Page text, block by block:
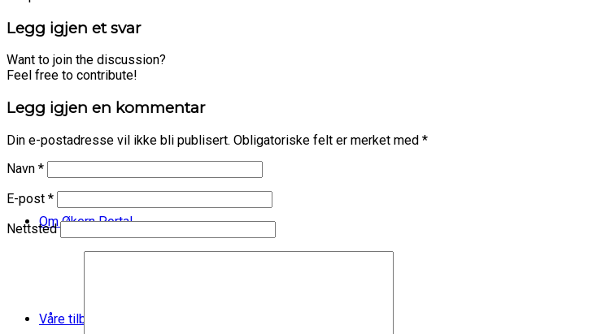
Om Økern Portal
Våre tilbud
Legg igjen et svar
Want to join the discussion?
Feel free to contribute!
Legg igjen en kommentar
Din e-postadresse vil ikke bli publisert. Obligatoriske felt er merket med *
Navn *
E-post *
Nettsted